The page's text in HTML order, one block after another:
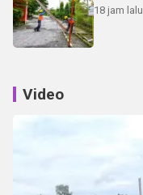
18 jam lalu
Video